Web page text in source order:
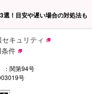
！目安や遅い場合の対処法も
キュリティ
件
：関第94号
号